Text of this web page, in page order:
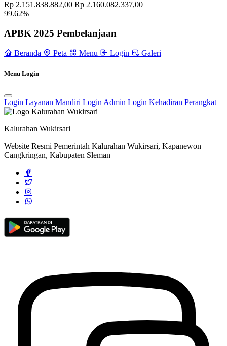
Gubernur DIY Meluncurkan Program Bantuan Sosial Jaminan
Pengembangan Anak Usia Dini 08 Oktober 2024
Bahana UMKM Bergerak Menggelar “Ngaji UMKM” di Wukirsari:
Oktober 2025
Pemerintah Kalurahan Wukirsari Mengikuti Sosialisasi Perda
Rp 2.151.838.882,00 Rp 2.160.082.337,00
99.62%
APBK 2025 Pembelanjaan
Beranda Peta Menu Login Galeri
Menu Login
Login Layanan Mandiri Login Admin Login Kehadiran Perangkat
Kalurahan Wukirsari
Website Resmi Pemerintah Kalurahan Wukirsari, Kapanewon
Cangkringan, Kabupaten Sleman